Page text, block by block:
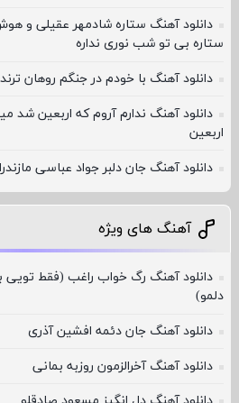
دانلود آهنگ ستاره شادمهر عقیلی و
ستاره بی تو شب نوری نداره
دانلود آهنگ با خودم در جنگم روهان ترند
دانلود آهنگ ندارم آروم که اربعین شد
اربعین
دانلود آهنگ جان دلبر جواد عباسی
آهنگ های ویژه
دانلود آهنگ رگ خواب راغب (فقط
دلمو)
دانلود آهنگ جان دئمه افشین آذری
دانلود آهنگ آخرالزمون روزبه بمانی